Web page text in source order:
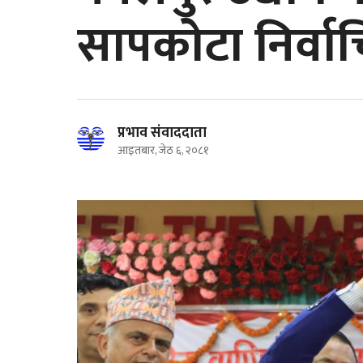
सापकोटा
प्रभाव संवाददाता
आइतबार, जेठ ६, २०८१